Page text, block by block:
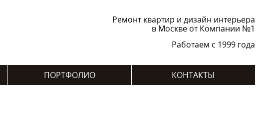
Ремонт квартир и дизайн интерьера
в Москве от Компании №1
Работаем с 1999 года
ПОРТФОЛИО КОНТАКТЫ